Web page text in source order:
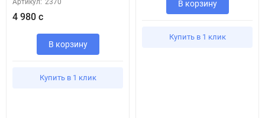
4 980 с
В корзину
Купить в 1 клик
В корзину
Купить в 1 клик